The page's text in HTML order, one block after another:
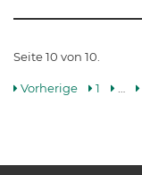
Seite 10 von 10.
Vorherige 1